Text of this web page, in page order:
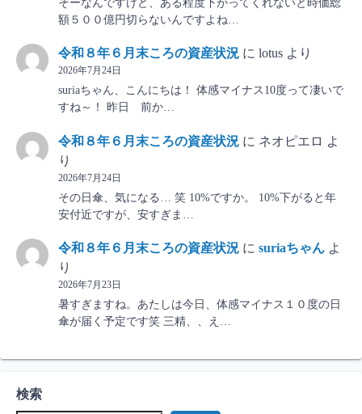
そーなんですけど、ある程度下がってくれないと時価総
額５００億円切らないんですよね…
令和８年６月末ころの資産状況 に lotus より
2026年7月24日
suriaちゃん、こんにちは！ 体感マイナス10度って凄いで
すね～！ 昨日 前か…
令和８年６月末ころの資産状況 に ネオピエロ よ
り
2026年7月24日
その日傘、気になる… 笑 10%ですか。 10%下がると年
安付近ですが、安すぎま…
令和８年６月末ころの資産状況 に suriaちゃん よ
り
2026年7月23日
暑すぎますね。あたしは今日、体感マイナス１０度の日
傘が届く予定です笑 三精、、え…
検索